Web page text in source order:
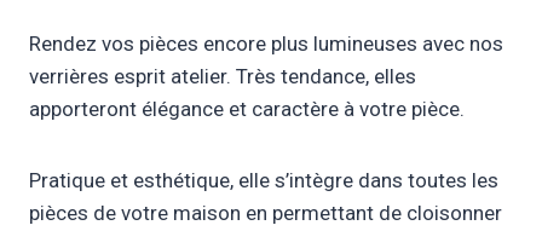
Rendez vos pièces encore plus lumineuses avec nos
verrières esprit atelier. Très tendance, elles
apporteront élégance et caractère à votre pièce.
Pratique et esthétique, elle s’intègre dans toutes les
pièces de votre maison en permettant de cloisonner